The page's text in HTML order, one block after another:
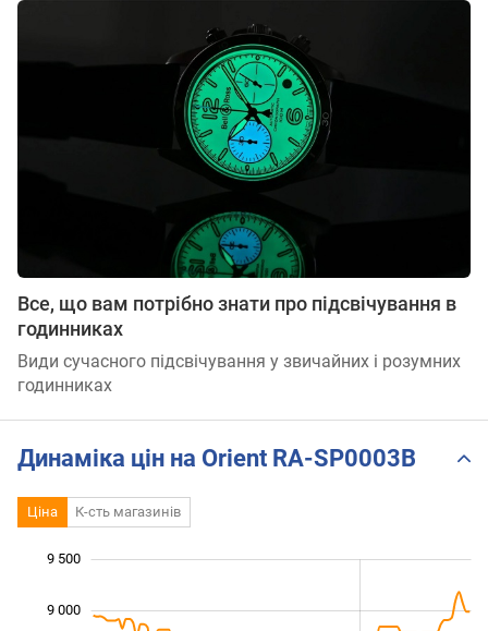
Все, що вам потрібно знати про підсвічування в
годинниках
Види сучасного підсвічування у звичайних і розумних
годинниках
Динаміка цін на Orient RA-SP0003B
Ціна К-сть магазинів
9 000
9 500